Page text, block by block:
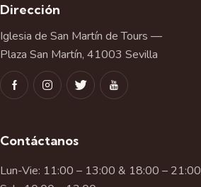
Dirección
Iglesia de San Martín de Tours —
Plaza San Martín, 41003 Sevilla
Contáctanos
Lun-Vie: 11:00 – 13:00 & 18:00 – 21:00